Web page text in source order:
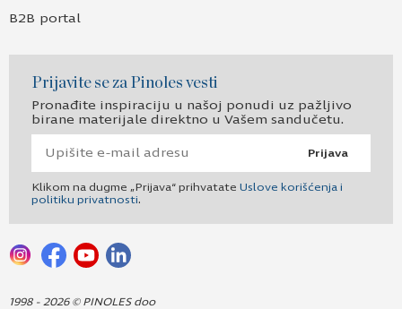
B2B portal
Prijavite se za Pinoles vesti
Pronađite inspiraciju u našoj ponudi uz pažljivo
birane materijale direktno u Vašem sandučetu.
Prijava
Klikom na dugme „Prijava“ prihvatate Uslove korišćenja i
politiku privatnosti.
1998 - 2026 © PINOLES doo